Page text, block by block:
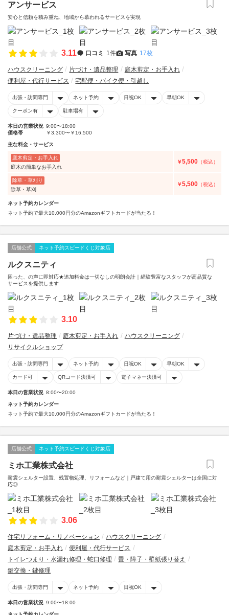
アンサービス
安心と信頼を積み重ね、地域から慕われるサービスを実現
3.11 口コミ 1件 写真 17枚
ハウスクリーニング 片づけ・遺品整理
庭木剪定・お手入れ
便利屋・代行サービス
宅配便・バイク便・引越し
出張・訪問専門 ネット予約 日祝OK 早朝OK
クーポン有 駐車場有
本日の営業状況 9:00〜18:00
価格帯
￥3,300〜￥16,500
主な料金・サービス
庭木剪定・お手入れ
庭木の簡単なお手入れ
￥5,500 （税込）
除草・草刈り
除草・草刈
￥5,500 （税込）
ネット予約カレンダー
ネット予約で最大10,000円分のAmazonギフトカードが当たる！
店舗公式 ネット予約スピードくじ対象店
ルクスニティ
困った、の声に即対応★追加料金は一切なしの明朗会計｜経験豊富なスタッフが高品質な
サービスを提供します
3.10
片づけ・遺品整理 庭木剪定・お手入れ
ハウスクリーニング
リサイクルショップ
出張・訪問専門 ネット予約 日祝OK 早朝OK
カード可 QRコード決済可 電子マネー決済可
本日の営業状況 8:00〜20:00
ネット予約カレンダー
ネット予約で最大10,000円分のAmazonギフトカードが当たる！
店舗公式 ネット予約スピードくじ対象店
ミホ工業株式会社
耐震シェルター設置、残置物処理、リフォームなど｜戸建て用の耐震シェルターは全国に対
応◎
3.06
住宅リフォーム・リノベーション
ハウスクリーニング
庭木剪定・お手入れ
便利屋・代行サービス
トイレつまり・水漏れ修理・蛇口修理
畳・障子・壁紙張り替え
鍵交換・鍵修理
出張・訪問専門 ネット予約 日祝OK
本日の営業状況 9:00〜18:00